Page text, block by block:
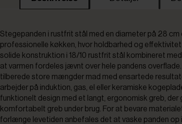
Stegepanden i rustfrit stål med en diameter på 28 cm
professionelle køkken, hvor holdbarhed og
solide konstruktion i 18/10 rustfrit stål kombineret
at varmen fordeles jævnt over hele pandens
tilberede store mængder mad med ensartede
arbejder på induktion, gas, el eller keramiske
funktionelt design med et langt, ergonomisk greb, der
komfortabelt greb under brug. For at bevare
forlænge levetiden anbefales det at vaske panden op i